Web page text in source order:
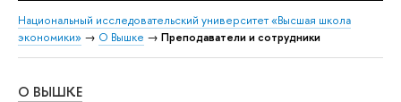
Национальный исследовательский университет «Высшая школа
экономики» → О Вышке → Преподаватели и сотрудники
О ВЫШКЕ